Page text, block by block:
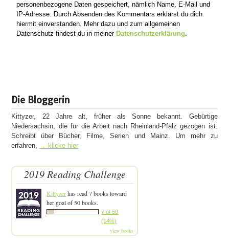
personenbezogene Daten gespeichert, nämlich Name, E-Mail und
IP-Adresse. Durch Absenden des Kommentars erklärst du dich
hiermit einverstanden. Mehr dazu und zum allgemeinen
Datenschutz findest du in meiner Datenschutzerklärung.
Die Bloggerin
Kittyzer, 22 Jahre alt, früher als Sonne bekannt. Gebürtige
Niedersachsin, die für die Arbeit nach Rheinland-Pfalz gezogen ist.
Schreibt über Bücher, Filme, Serien und Mainz. Um mehr zu
erfahren, → klicke hier
2019 Reading Challenge
Kittyzerhas read 7 books toward
her goal of 50 books.
7 of 50
(14%)
view books